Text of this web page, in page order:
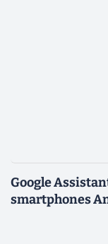
Google
smartphones